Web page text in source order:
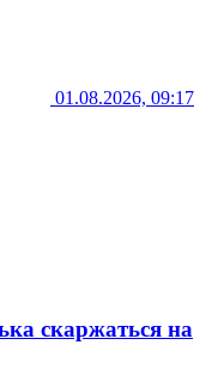
01.08.2026, 09:17
скаржаться на